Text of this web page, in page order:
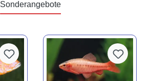
Sonderangebote